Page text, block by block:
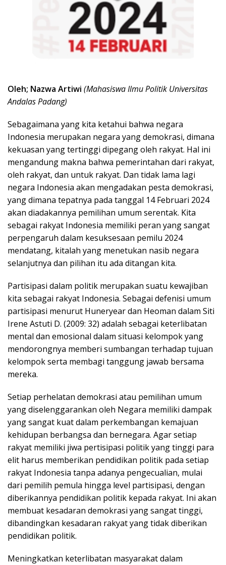
Oleh; Nazwa Artiwi (Mahasiswa Ilmu Politik Universitas
Andalas Padang)
Sebagaimana yang kita ketahui bahwa negara
Indonesia merupakan negara yang demokrasi, dimana
kekuasan yang tertinggi dipegang oleh rakyat. Hal ini
mengandung makna bahwa pemerintahan dari rakyat,
oleh rakyat, dan untuk rakyat. Dan tidak lama lagi
negara Indonesia akan mengadakan pesta demokrasi,
yang dimana tepatnya pada tanggal 14 Februari 2024
akan diadakannya pemilihan umum serentak. Kita
sebagai rakyat Indonesia memiliki peran yang sangat
perpengaruh dalam kesuksesaan pemilu 2024
mendatang, kitalah yang menetukan nasib negara
selanjutnya dan pilihan itu ada ditangan kita.
Partisipasi dalam politik merupakan suatu kewajiban
kita sebagai rakyat Indonesia. Sebagai defenisi umum
partisipasi menurut Huneryear dan Heoman dalam Siti
Irene Astuti D. (2009: 32) adalah sebagai keterlibatan
mental dan emosional dalam situasi kelompok yang
mendorongnya memberi sumbangan terhadap tujuan
kelompok serta membagi tanggung jawab bersama
mereka.
Setiap perhelatan demokrasi atau pemilihan umum
yang diselenggarankan oleh Negara memiliki dampak
yang sangat kuat dalam perkembangan kemajuan
kehidupan berbangsa dan bernegara. Agar setiap
rakyat memiliki jiwa pertisipasi politik yang tinggi para
elit harus memberikan pendidikan politik pada setiap
rakyat Indonesia tanpa adanya pengecualian, mulai
dari pemilih pemula hingga level partisipasi, dengan
diberikannya pendidikan politik kepada rakyat. Ini akan
membuat kesadaran demokrasi yang sangat tinggi,
dibandingkan kesadaran rakyat yang tidak diberikan
pendidikan politik.
Meningkatkan keterlibatan masyarakat dalam